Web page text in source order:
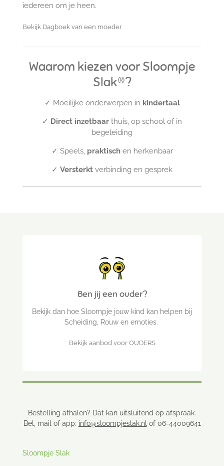
iedereen om je heen.
Bekijk Dagboek van een moeder
Waarom kiezen voor Sloompje
Slak®?
✓ Moeilijke onderwerpen in kindertaal
✓ Direct inzetbaar thuis, op school of in
begeleiding
✓ Speels, praktischen herkenbaar
✓ Versterkt verbinding en gesprek
Ben jij een ouder?
Bekijk dan hoe Sloompje jouw kind kan helpen bij
Scheiding, Rouw en emoties.
Bekijk aanbod voor OUDERS
Bestelling afhalen? Dat kan uitsluitend op afspraak.
Bel, mail of app: info@sloompjeslak.nlof 06-44009641
Sloompje Slak